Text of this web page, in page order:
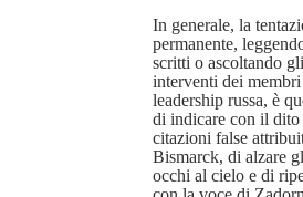
In generale, la
permanente,
scritti o ascoltando gli
interventi dei
leadership russa, è
di indicare con il dito
citazioni false
Bismarck, di alzare
occhi al cielo e di